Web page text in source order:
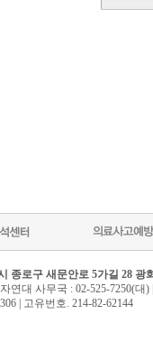
종로구 새문안로 5가길 28 광
연대 사무국 : 02-525-7250(대
| 고유번호. 214-82-62144